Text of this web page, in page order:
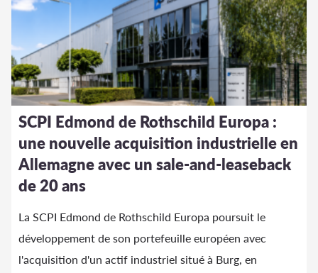
SCPI Edmond de Rothschild Europa :
une nouvelle acquisition industrielle en
Allemagne avec un sale-and-leaseback
de 20 ans
La SCPI Edmond de Rothschild Europa poursuit le
développement de son portefeuille européen avec
l'acquisition d'un actif industriel situé à Burg, en